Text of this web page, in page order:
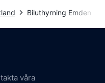
Biluthyrning Emden
våra